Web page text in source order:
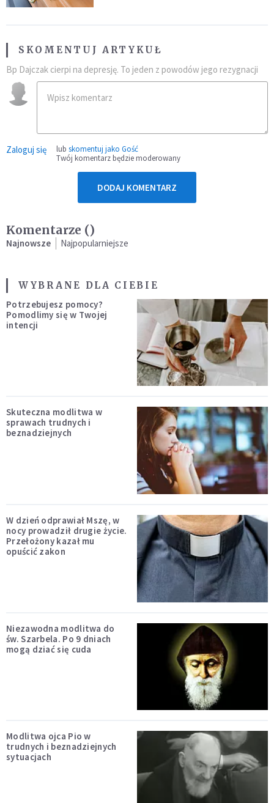
SKOMENTUJ ARTYKUŁ
Bp Dajczak cierpi na depresję. To jeden z powodów jego rezygnacji
Zaloguj się lub skomentuj jako Gość
Twój komentarz będzie moderowany
DODAJ KOMENTARZ
Komentarze ()
Najnowsze Najpopularniejsze
WYBRANE DLA CIEBIE
Potrzebujesz pomocy?
Pomodlimy się w Twojej
intencji
Skuteczna modlitwa w
sprawach trudnych i
beznadziejnych
W dzień odprawiał Mszę, w
nocy prowadził drugie życie.
Przełożony kazał mu
opuścić zakon
Niezawodna modlitwa do
św. Szarbela. Po 9 dniach
mogą dziać się cuda
Modlitwa ojca Pio w
trudnych i beznadziejnych
sytuacjach